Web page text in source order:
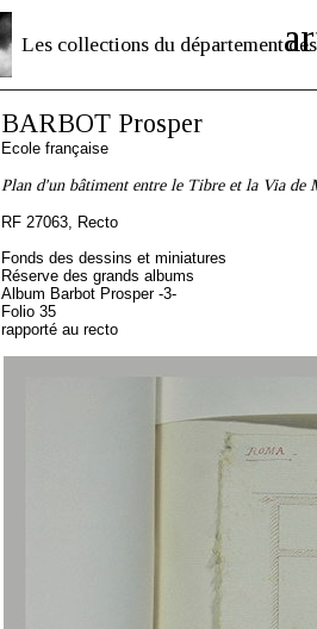
Les collections du département des
BARBOT Prosper
Ecole française
Plan d'un bâtiment entre le Tibre et la Via de
RF 27063, Recto
Fonds des dessins et miniatures
Réserve des grands albums
Album Barbot Prosper -3-
Folio 35
rapporté au recto